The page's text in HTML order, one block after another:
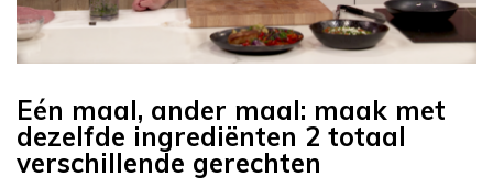
Eén maal, ander maal: maak met
dezelfde ingrediënten 2 totaal
verschillende gerechten